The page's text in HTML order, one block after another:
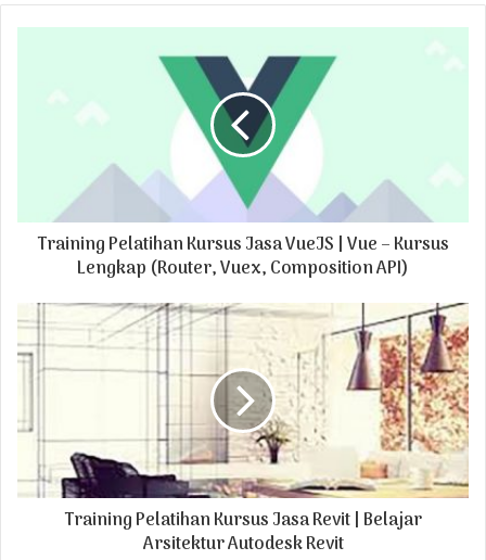
s
Training Pelatihan Kursus Jasa VueJS | Vue – Kursus
Lengkap (Router, Vuex, Composition API)
Training Pelatihan Kursus Jasa Revit | Belajar
Arsitektur Autodesk Revit